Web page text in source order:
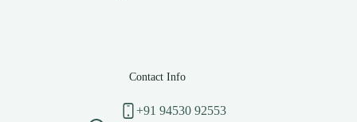
Contact Info
+91 94530 92553